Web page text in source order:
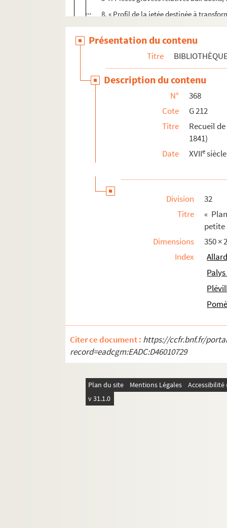
8. « Profil de la jetée destinée à
G 217. Recueil de cartes et plans
G 218. Recueil de cartes et plans
G 219. Recueil de cartes et plans
376. Recueil de pièces originales
MANUSCRITS DE LA BIBLIOTHÈQUE DU
Présentation du contenu
Titre
Description du contenu
N°
368
Cote
G 212
Titre
Recueil
1841)
Date
XVIIesiècle
Division
32
Titre
«
petite
Dimensions
350 ×
Index
Citer ce document : https://ccfr.bnf.fr/
record=eadcgm:EADC:D46010729
Plan du site Mentions Légales
v 31.1.0